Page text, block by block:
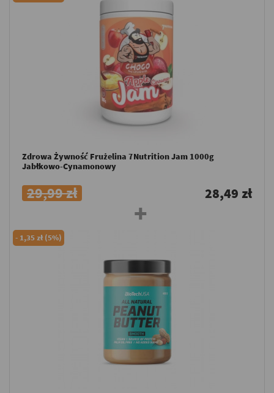
Zdrowa Żywność Frużelina 7Nutrition Jam 1000g
Jabłkowo-Cynamonowy
29,99 zł 28,49 zł
- 1,35 zł (5%)